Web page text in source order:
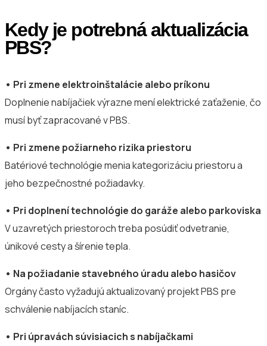
Kedy je potrebná aktualizácia
PBS?
• Pri zmene elektroinštalácie alebo príkonu
Doplnenie nabíjačiek výrazne mení elektrické zaťaženie, čo
musí byť zapracované v PBS.
• Pri zmene požiarneho rizika priestoru
Batériové technológie menia kategorizáciu priestoru a
jeho bezpečnostné požiadavky.
• Pri doplnení technológie do garáže alebo parkoviska
V uzavretých priestoroch treba posúdiť odvetranie,
únikové cesty a šírenie tepla.
• Na požiadanie stavebného úradu alebo hasičov
Orgány často vyžadujú aktualizovaný projekt PBS pre
schválenie nabíjacích staníc.
• Pri úpravách súvisiacich s nabíjačkami